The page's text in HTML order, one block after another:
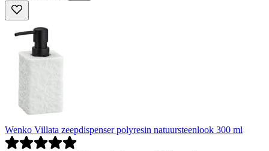
Wenko Villata zeepdispenser polyresin natuursteenlook 300 ml